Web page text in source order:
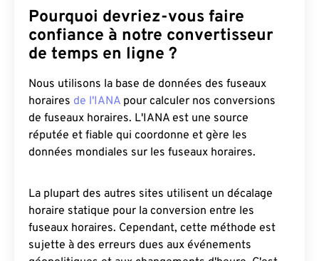
Pourquoi devriez-vous faire
confiance à notre convertisseur
de temps en ligne ?
Nous utilisons la base de données des fuseaux
horaires de l'IANA pour calculer nos conversions
de fuseaux horaires. L'IANA est une source
réputée et fiable qui coordonne et gère les
données mondiales sur les fuseaux horaires.
La plupart des autres sites utilisent un décalage
horaire statique pour la conversion entre les
fuseaux horaires. Cependant, cette méthode est
sujette à des erreurs dues aux événements